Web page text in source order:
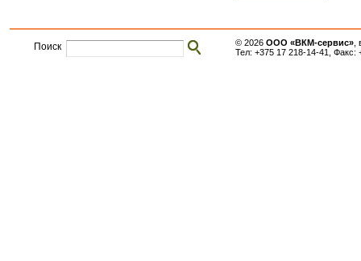
Поиск © 2026 ООО «ВКМ-сервис»,
Тел: +375 17218-14-41, Факс: